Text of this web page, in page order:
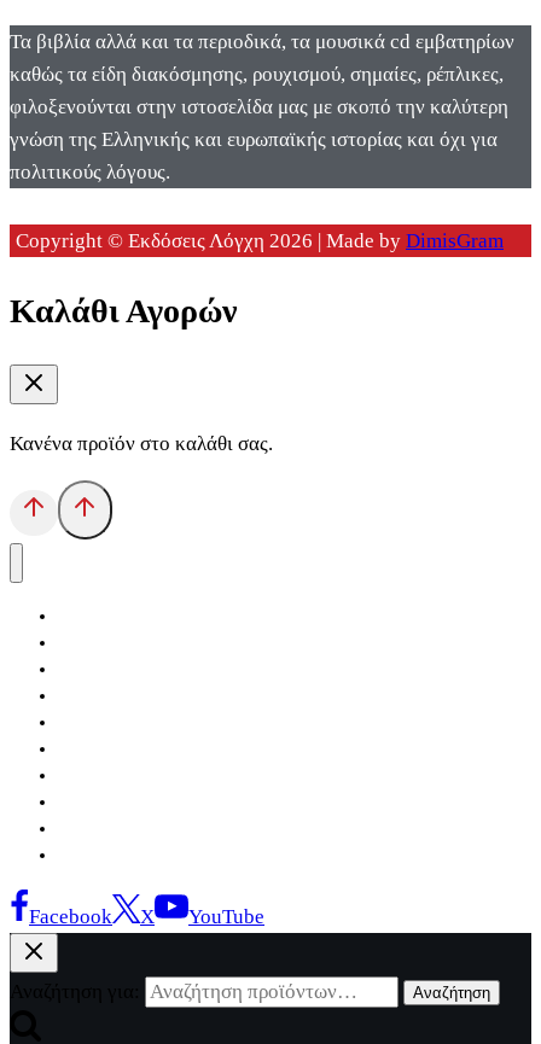
Τα βιβλία αλλά και τα περιοδικά, τα μουσικά cd εμβατηρίων
καθώς τα είδη διακόσμησης, ρουχισμού, σημαίες, ρέπλικες,
φιλοξενούνται στην ιστοσελίδα μας με σκοπό την καλύτερη
γνώση της Ελληνικής και ευρωπαϊκής ιστορίας και όχι για
πολιτικούς λόγους.
Copyright © Εκδόσεις Λόγχη 2026 | Made by DimisGram
Καλάθι Αγορών
Κανένα προϊόν στο καλάθι σας.
Facebook X YouTube
Αναζήτηση